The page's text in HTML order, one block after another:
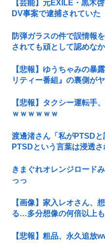
【芸能】元EXILE・黒木
DV事案で逮捕されてい
防弾ガラスの件で誤情報
されても頑として認めな
【悲報】ゆうちゃみの暴
リティー番組』の裏側が
【悲報】タクシー運転手
ｗｗｗｗｗｗ
渡邊渚さん「私がPTSD
PTSDという言葉は浸透
きまぐれオレンジロード
っっ
【画像】家入レオさん、
る…多分想像の何倍以上
【悲報】粗品、永久追放